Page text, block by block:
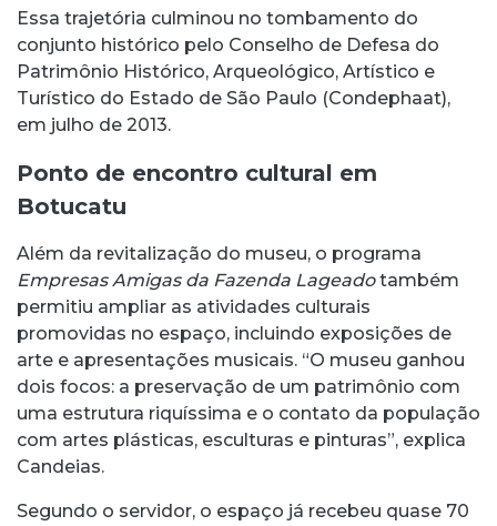
Essa trajetória culminou no tombamento do
conjunto histórico pelo Conselho de Defesa do
Patrimônio Histórico, Arqueológico, Artístico e
Turístico do Estado de São Paulo (Condephaat),
em julho de 2013.
Ponto de encontro cultural em
Botucatu
Além da revitalização do museu, o programa
Empresas Amigas da Fazenda Lageadotambém
permitiu ampliar as atividades culturais
promovidas no espaço, incluindo exposições de
arte e apresentações musicais. “O museu ganhou
dois focos: a preservação de um patrimônio com
uma estrutura riquíssima e o contato da população
com artes plásticas, esculturas e pinturas”, explica
Candeias.
Segundo o servidor, o espaço já recebeu quase 70